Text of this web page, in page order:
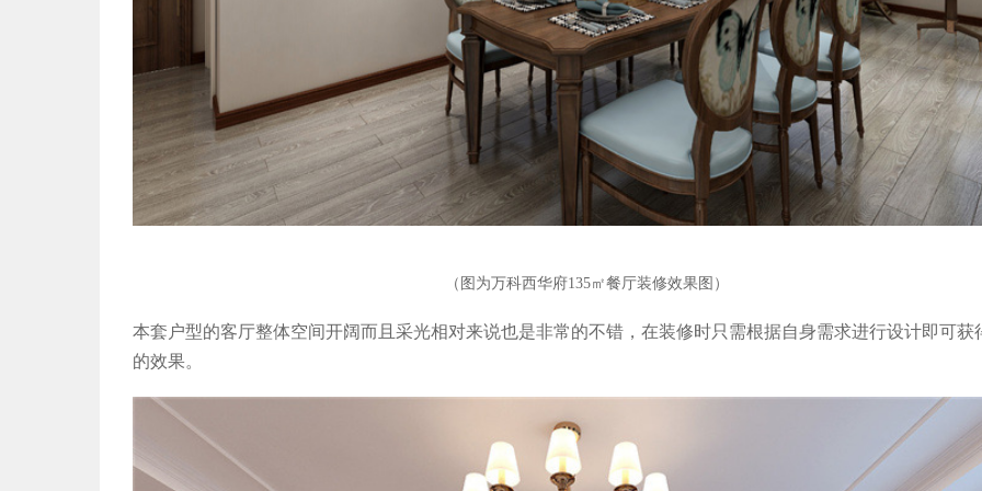
（图为万科西华府135㎡餐厅装修效果图）
本套户型的客厅整体空间开阔而且采光相对来说也是非常的不错，在装修时只需根据自身需求进行设计即可获
的效果。